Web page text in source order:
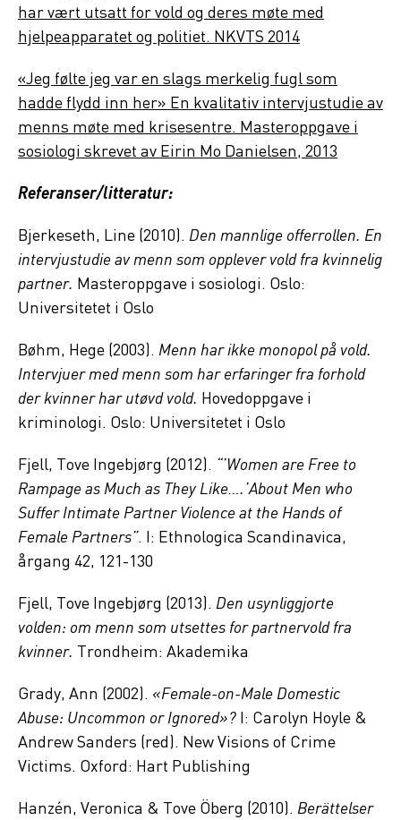
har vært utsatt for vold og deres møte med
hjelpeapparatet og politiet. NKVTS 2014
«Jeg følte jeg var en slags merkelig fugl som
hadde flydd inn her» En kvalitativ intervjustudie av
menns møte med krisesentre. Masteroppgave i
sosiologi skrevet av Eirin Mo Danielsen, 2013
Referanser/litteratur:
Bjerkeseth, Line (2010). Den mannlige offerrollen. En
intervjustudie av menn som opplever vold fra kvinnelig
partner. Masteroppgave i sosiologi. Oslo:
Universitetet i Oslo
Bøhm, Hege (2003). Menn har ikke monopol på vold.
Intervjuer med menn som har erfaringer fra forhold
der kvinner har utøvd vold. Hovedoppgave i
kriminologi. Oslo: Universitetet i Oslo
Fjell, Tove Ingebjørg (2012). “’Women are Free to
Rampage as Much as They Like….’About Men who
Suffer Intimate Partner Violence at the Hands of
Female Partners”. I: Ethnologica Scandinavica,
årgang 42, 121-130
Fjell, Tove Ingebjørg (2013). Den usynliggjorte
volden: om menn som utsettes for partnervold fra
kvinner. Trondheim: Akademika
Grady, Ann (2002). «Female-on-Male Domestic
Abuse: Uncommon or Ignored»?I: Carolyn Hoyle &
Andrew Sanders (red). New Visions of Crime
Victims. Oxford: Hart Publishing
Hanzén, Veronica & Tove Öberg (2010). Berättelser